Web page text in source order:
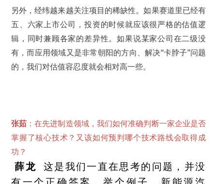
另外，经纬越来越关注项目的稀缺性。如果赛道里已经有
五、六家上市公司，投资的时候就应该很严格的估值逻
辑，同时兼顾各家的差异性。如果说某家公司在二级没
有，而应用领域又是非常朝阳的方向、解决“卡脖子”问题
的，我们对估值容忍度就会相对高一些。
张茹 ：在先进制造领域，我们如何准确判断一家企业是否
掌握了核心技术？又该如何预判哪个技术路线会取得成
功？
薛龙 这是我们一直在思考的问题，并没